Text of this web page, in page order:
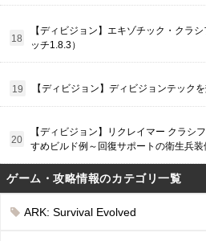
【ディビジョン】エキゾチック・クラ
ッチ1.8.3）
【ディビジョン】ディビジョンテック
【ディビジョン】リクレイマー クラシ
すめビルド例～回復サポートの衛生兵装
ゲーム・攻略情報のカテゴリ一覧
ARK: Survival Evolved